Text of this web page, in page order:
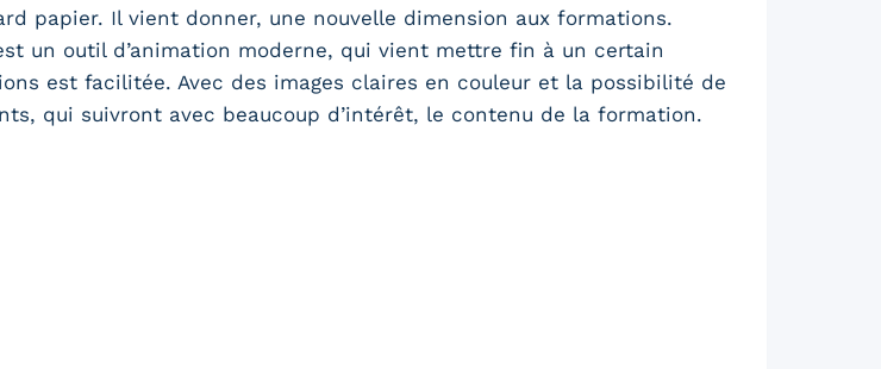
papier. Il vient donner, une nouvelle dimension aux formations.
un outil d’animation moderne, qui vient mettre fin à un certain
est facilitée. Avec des images claires en couleur et la possibilité de
qui suivront avec beaucoup d’intérêt, le contenu de la formation.